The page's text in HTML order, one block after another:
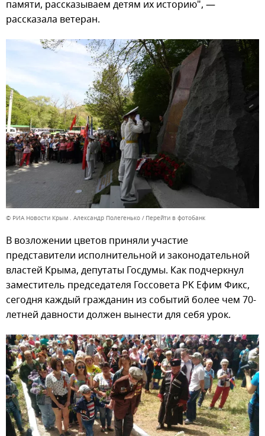
памяти, рассказываем детям их историю", —
рассказала ветеран.
© РИА Новости Крым . Александр Полегенько Перейти в фотобанк
В возложении цветов приняли участие
представители исполнительной и законодательной
властей Крыма, депутаты Госдумы. Как подчеркнул
заместитель председателя Госсовета РК Ефим Фикс,
сегодня каждый гражданин из событий более чем 70-
летней давности должен вынести для себя урок.